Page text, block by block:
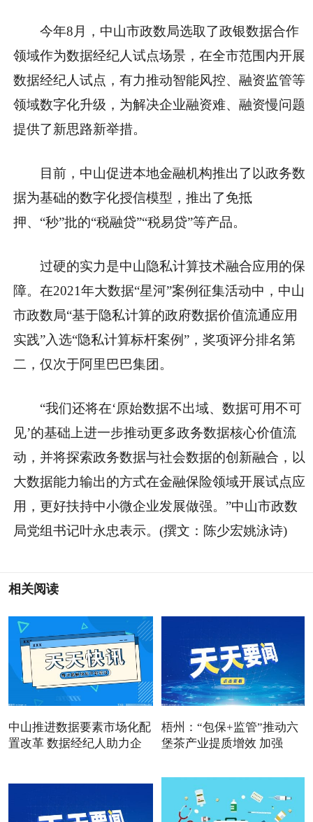
今年8月，中山市政数局选取了政银数据合作
领域作为数据经纪人试点场景，在全市范围内开展
数据经纪人试点，有力推动智能风控、融资监管等
领域数字化升级，为解决企业融资难、融资慢问题
提供了新思路新举措。
目前，中山促进本地金融机构推出了以政务数
据为基础的数字化授信模型，推出了免抵
押、“秒”批的“税融贷”“税易贷”等产品。
过硬的实力是中山隐私计算技术融合应用的保
障。在2021年大数据“星河”案例征集活动中，中山
市政数局“基于隐私计算的政府数据价值流通应用
实践”入选“隐私计算标杆案例”，奖项评分排名第
二，仅次于阿里巴巴集团。
“我们还将在‘原始数据不出域、数据可用不可
见’的基础上进一步推动更多政务数据核心价值流
动，并将探索政务数据与社会数据的创新融合，以
大数据能力输出的方式在金融保险领域开展试点应
用，更好扶持中小微企业发展做强。”中山市政数
局党组书记叶永忠表示。(撰文：陈少宏姚泳诗)
相关阅读
中山推进数据要素市场化配
置改革 数据经纪人助力企
梧州：“包保+监管”推动六
堡茶产业提质增效 加强